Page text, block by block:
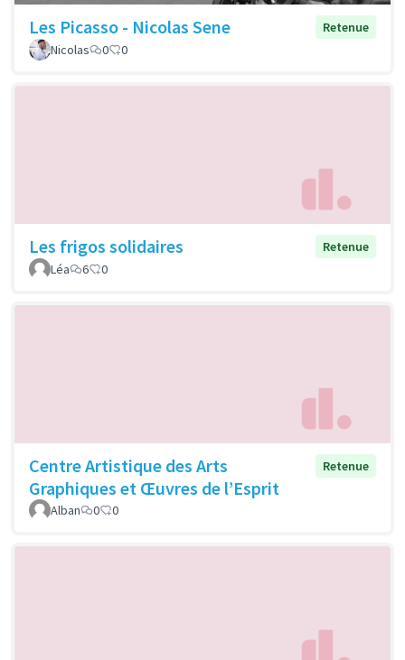
Les Picasso - Nicolas Sene
Retenue
Nicolas
0 0
Les frigos solidaires
Retenue
Léa
6 0
Centre Artistique des Arts
Graphiques et Œuvres de l’Esprit
Retenue
Alban 0 0